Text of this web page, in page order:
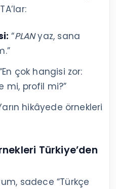
“PLANyaz, sana
çok hangisi zor:
mi, profil mi?”
hikâyede örnekleri
Türkiye’den
sadece “Türkçe